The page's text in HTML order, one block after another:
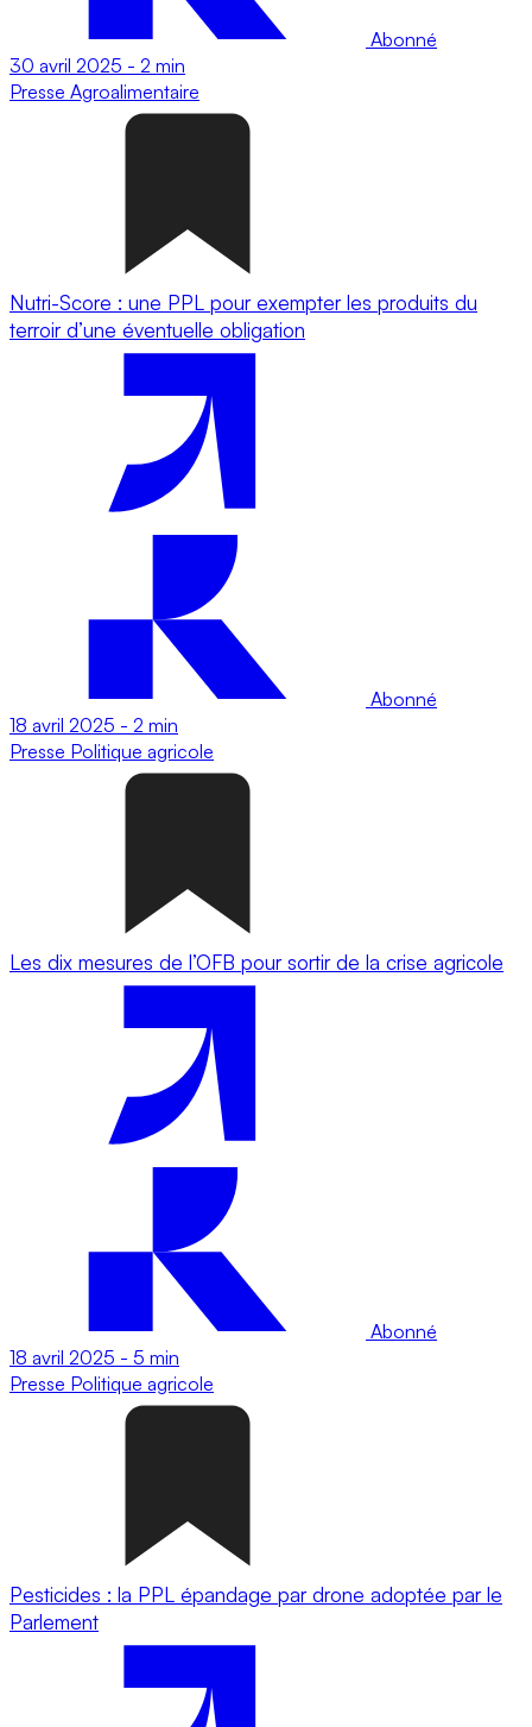
Abonné
30 avril 2025 - 2 min
Presse Agroalimentaire
Nutri-Score : une PPL pour exempter les produits du
terroir d’une éventuelle obligation
Abonné
18 avril 2025 - 2 min
Presse Politique agricole
Les dix mesures de l’OFB pour sortir de la crise agricole
Abonné
18 avril 2025 - 5 min
Presse Politique agricole
Pesticides : la PPL épandage par drone adoptée par le
Parlement